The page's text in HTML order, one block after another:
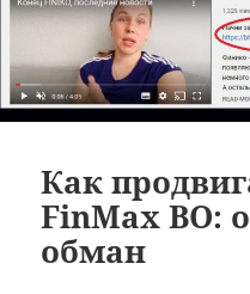
Как
FinMax BO:
обман